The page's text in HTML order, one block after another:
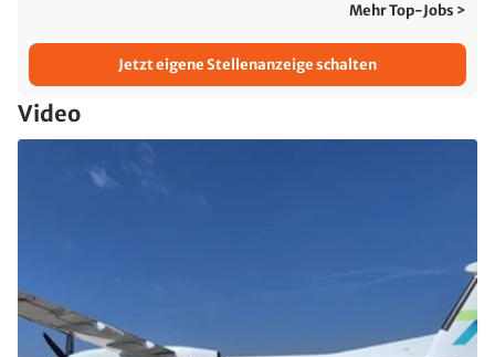
Mehr Top-Jobs >
Jetzt eigene Stellenanzeige schalten
Video